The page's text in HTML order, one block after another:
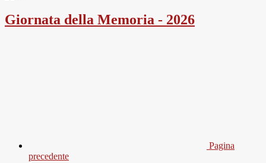
Giornata della Memoria - 2026
Pagina
precedente